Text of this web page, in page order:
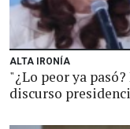
ALTA IRONÍA
"¿Lo peor ya
discurso